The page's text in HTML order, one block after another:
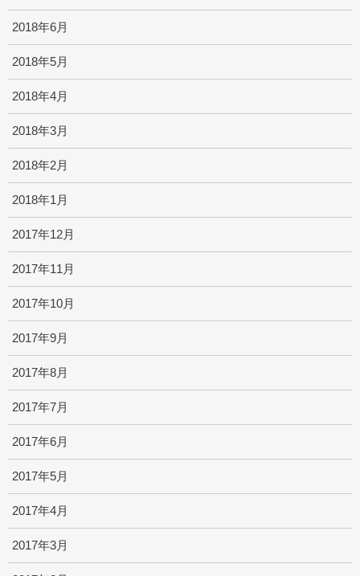
2018年6月
2018年5月
2018年4月
2018年3月
2018年2月
2018年1月
2017年12月
2017年11月
2017年10月
2017年9月
2017年8月
2017年7月
2017年6月
2017年5月
2017年4月
2017年3月